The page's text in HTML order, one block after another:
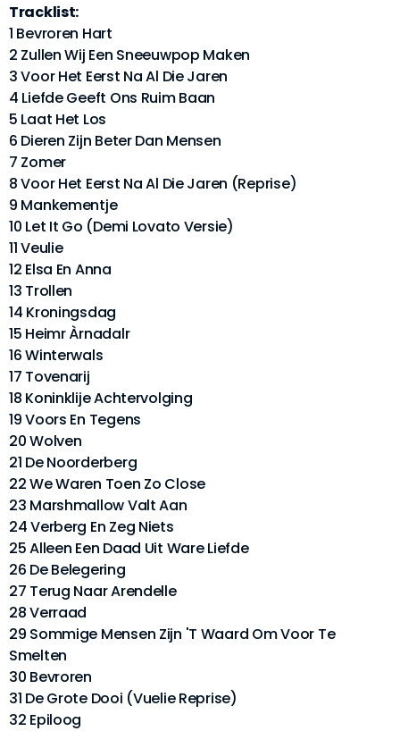
Tracklist:
1 Bevroren Hart
2 Zullen Wij Een Sneeuwpop Maken
3 Voor Het Eerst Na Al Die Jaren
4 Liefde Geeft Ons Ruim Baan
5 Laat Het Los
6 Dieren Zijn Beter Dan Mensen
7 Zomer
8 Voor Het Eerst Na Al Die Jaren (Reprise)
9 Mankementje
10 Let It Go (Demi Lovato Versie)
11 Veulie
12 Elsa En Anna
13 Trollen
14 Kroningsdag
15 Heimr Àrnadalr
16 Winterwals
17 Tovenarij
18 Koninklije Achtervolging
19 Voors En Tegens
20 Wolven
21 De Noorderberg
22 We Waren Toen Zo Close
23 Marshmallow Valt Aan
24 Verberg En Zeg Niets
25 Alleen Een Daad Uit Ware Liefde
26 De Belegering
27 Terug Naar Arendelle
28 Verraad
29 Sommige Mensen Zijn 'T Waard Om Voor Te
Smelten
30 Bevroren
31 De Grote Dooi (Vuelie Reprise)
32 Epiloog